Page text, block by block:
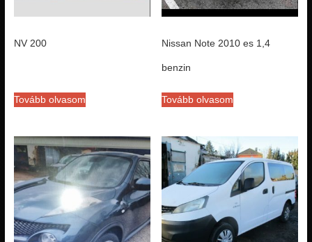
NV 200
Tovább olvasom
Nissan Note 2010 es 1,4
benzin
Tovább olvasom